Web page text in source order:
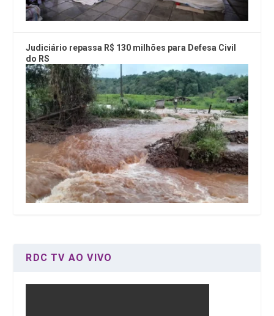
Judiciário repassa R$ 130 milhões para Defesa Civil
do RS
RDC TV AO VIVO